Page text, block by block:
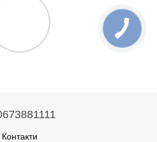
Контакти